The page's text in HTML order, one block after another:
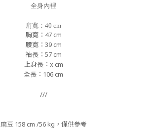
全身內裡
肩寬：40 cm
胸寬： 47 cm
腰寬：39 cm
袖長：57cm
上身長：xcm
全長：106cm
///
麻豆 158 cm /56 kg，僅供參考